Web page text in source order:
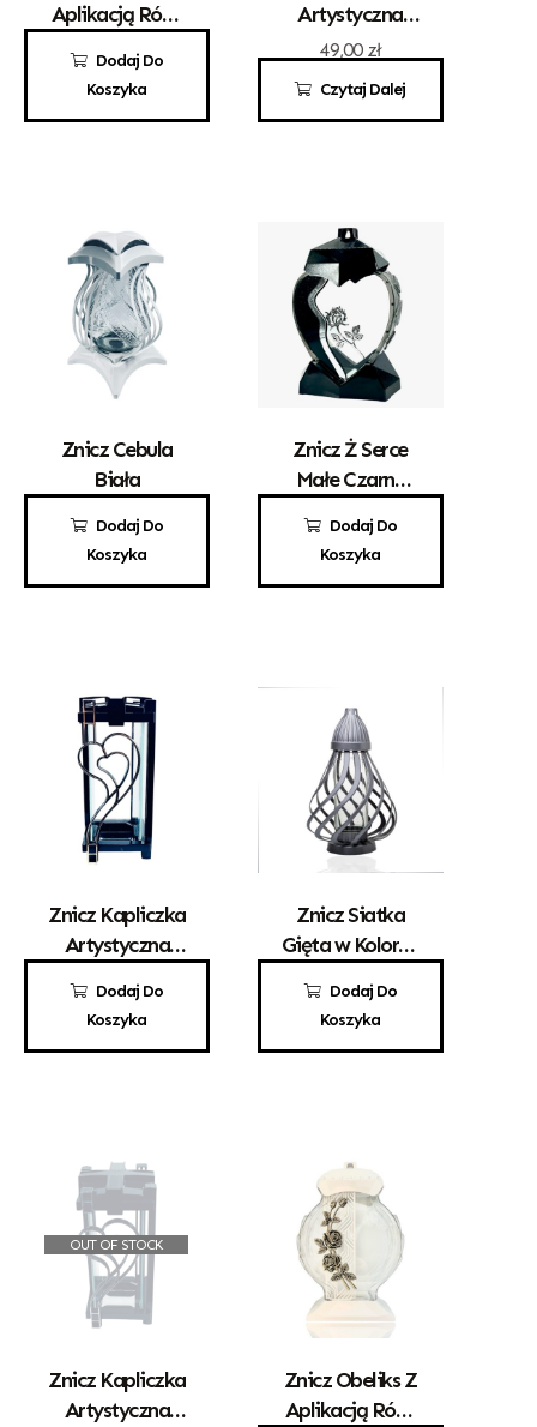
Dodaj Do
Koszyka
Aplikacją Róży
110,00zł
Czytaj Dalej
Artystyczna
„Gracja” Mała
Różyczką
49,00 zł
Dodaj Do
Koszyka
Znicz Cebula
Biała
70,00 zł
Dodaj Do
Koszyka
Znicz Ż Serce
Małe Czarne
69,00 zł
Dodaj Do
Koszyka
Znicz Kapliczka
Artystyczna
Sercem Złoto
80,00 zł
Dodaj Do
Koszyka
Znicz Siatka
Gięta w Kolorze
49,00 zł
OUT OF STOCK
Znicz Kapliczka
Artystyczna
Znicz Obeliks Z
Aplikacją Róży